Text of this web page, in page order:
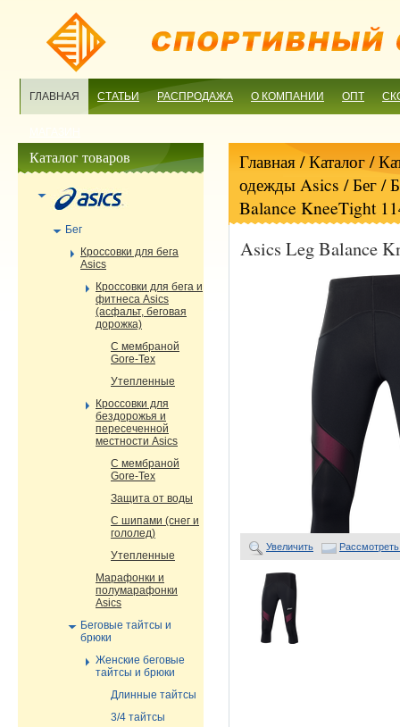
ГЛАВНАЯ СТАТЬИ РАСПРОДАЖА О КОМПАНИИ ОПТ
Главная/ Каталог /
одежды Asics /Бег/
Balance KneeTight
Asics Leg Balance
Увеличить
Каталог товаров
Бег
Кроссовки для бега
Asics
Кроссовки для бега и
фитнеса Asics
(асфальт, беговая
дорожка)
С мембраной
Gore-Tex
Утепленные
Кроссовки для
бездорожья и
пересеченной
местности Asics
С мембраной
Gore-Tex
Защита от воды
С шипами (снег и
гололед)
Утепленные
Марафонки и
полумарафонки
Asics
Беговые тайтсы и
брюки
Женские беговые
тайтсы и брюки
Длинные тайтсы
3/4 тайтсы